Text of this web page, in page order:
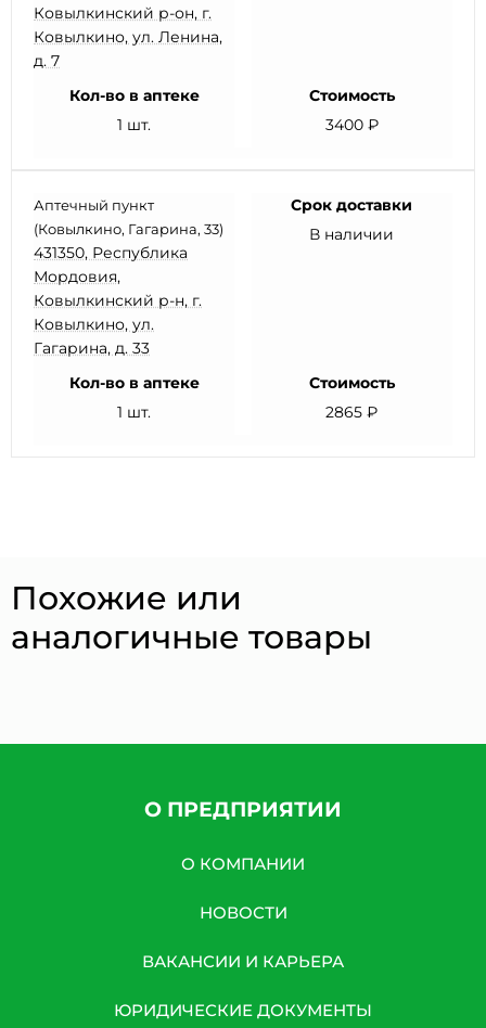
Ковылкинский р-он, г.
Ковылкино, ул. Ленина,
д. 7
Кол-во в аптеке
1 шт.
Стоимость
3400 ₽
Аптечный пункт
(Ковылкино, Гагарина, 33)
431350, Республика
Мордовия,
Ковылкинский р-н, г.
Ковылкино, ул.
Гагарина, д. 33
Срок доставки
В наличии
Кол-во в аптеке
1 шт.
Стоимость
2865 ₽
Похожие или
аналогичные товары
О ПРЕДПРИЯТИИ
О КОМПАНИИ
НОВОСТИ
ВАКАНСИИ И КАРЬЕРА
ЮРИДИЧЕСКИЕ ДОКУМЕНТЫ